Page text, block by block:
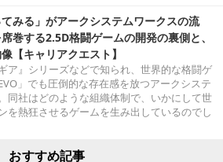
てみる」がアークシステムワークスの流
巻する2.5D格闘ゲームの開発の裏側と、
【キャリアクエスト】
ア』シリーズなどで知られ、世界的な格闘ゲ
」でも圧倒的な存在感を放つアークシステ
同社はどのような組織体制で、いかにして世
を熱狂させるゲームを生み出しているのでし
おすすめ記事